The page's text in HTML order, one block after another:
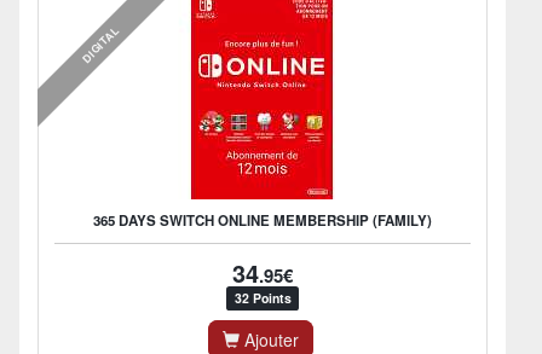
365 DAYS SWITCH ONLINE MEMBERSHIP (FAMILY)
34.95€
32 Points
Ajouter
DIGITAL